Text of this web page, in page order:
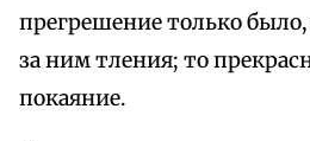
прегрешение только было,
за ним тления; то
покаяние.